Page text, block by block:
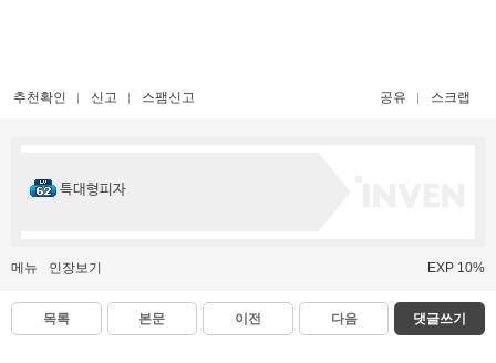
추천확인 신고 스팸신고 공유 스크랩
특대형피자
메뉴 인장보기 EXP 10%
목록 본문 이전 다음 댓글쓰기